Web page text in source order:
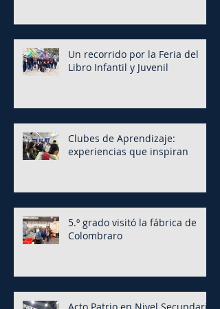
Un recorrido por la Feria del
Libro Infantil y Juvenil
Clubes de Aprendizaje:
experiencias que inspiran
5.º grado visitó la fábrica de
Colombraro